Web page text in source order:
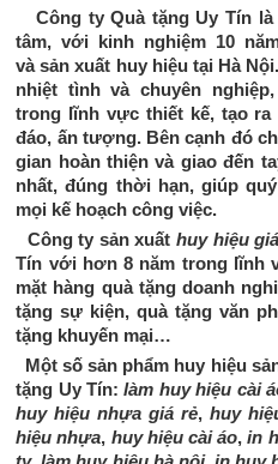
Công ty Quà tặng Uy Tín
tâm, với kinh nghiệm 10
vàsản xuất huy hiệu tại Hà
nhiệt tình và chuyên
trong lĩnh vực thiết kế, tạo ra
đáo, ấn tượng. Bên cạnh đó
gian hoàn thiện và giao đến
nhất, đúng thời hạn, giúp
mọi kế hoạch công việc.
Công ty sản xuấthuy hiệu
Tín với hơn 8 năm trong lĩnh
mặt hàng quà tặng doanh
tặng sự kiện, quà tặng văn
tặng khuyến mại…
Một số sản phẩm huy hiệu
tặng Uy Tín: làm huy hiệu cài
huy hiệu nhựa giá rẻ,huy
hiệu nhựa, huy hiệu cài áo,in